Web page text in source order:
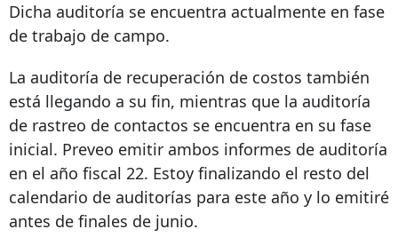
Dicha auditoría se encuentra actualmente en fase
de trabajo de campo.
La auditoría de recuperación de costos también
está llegando a su fin, mientras que la auditoría
de rastreo de contactos se encuentra en su fase
inicial. Preveo emitir ambos informes de auditoría
en el año fiscal 22. Estoy finalizando el resto del
calendario de auditorías para este año y lo emitiré
antes de finales de junio.